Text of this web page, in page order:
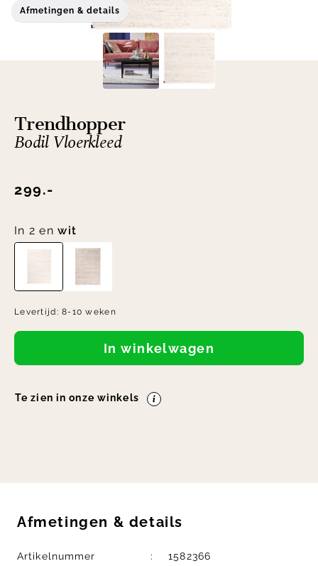
Afmetingen & details
Trendhopper
Bodil Vloerkleed
299.-
In 2 enwit
Levertijd:8-10 weken
In winkelwagen
Te zien in onze winkels
Afmetingen & details
Artikelnummer
1582366